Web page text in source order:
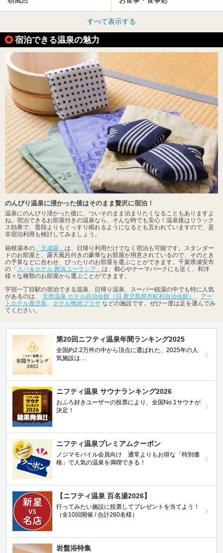
すべて表示する
宿泊できる温泉の魅力
のんびり温泉に浸かった後はそのまま贅沢に宿泊！
温泉にのんびり浸かった後に、ついそのまま泊まりたくなることもありますよ
ね。宿泊できるお部屋付きの温泉なら、そんな時でも安心！温泉後はリラック
ス効果で、普段よりもぐっすり眠れるようになるとも言われていますので、是
非宿泊利用も検討してみましょう。
箱根湯本の 「天成園」 は、日帰り利用だけでなく宿泊も可能です。スタンダー
ドのお部屋と、露天風呂付きの豪華なお部屋が用意されているので、そのとき
の予算などに合わせ、ぴったりのお部屋を選ぶことができます。千葉県浦安市
の「スパ＆ホテル 舞浜ユーラシア」 は、都心やテーマパークにも近く、和洋
様々な種類のお部屋から選ぶことができます。
宇宿一丁目駅の宿泊できる温泉、日帰り温泉、スーパー銭湯の中でも特に人気
があるのは、 天然温泉 ホテル自治会館（旧 鹿児島県市町村自治会館） 、 アー
トホテル鹿児島、 ホテル鴨池プラザ などの施設です。ぜひ一度は足を運んでみ
てください。
第20回ニフティ温泉年間ランキング2025
全国約2.2万件の中から頂点に選ばれた、2025年の人
気施設は…
ニフティ温泉 サウナランキング2026
おふろ好きユーザーの投票により、全国No.1サウナが
決定！
ニフティ温泉プレミアムクーポン
ノジマモバイル会員向け 通常よりもお得な「特別価
格」で人気の温泉を満喫できる！
【ニフティ温泉 百名湯2026】
行ってみたい施設に投票してプレゼントを当てよう！
（全10回開催 / 合計260名様）
岩盤浴特集